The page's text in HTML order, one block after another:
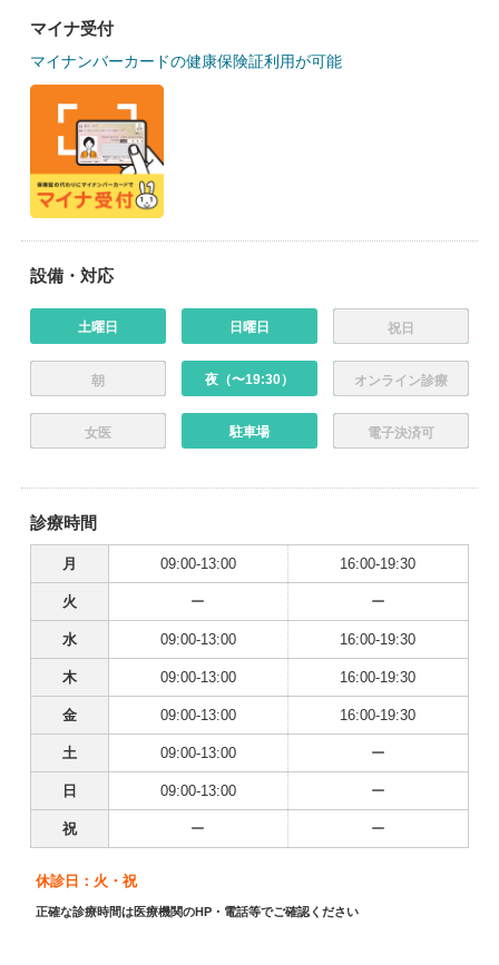
マイナ受付
マイナンバーカードの健康保険証利用が可能
設備・対応
土曜日 日曜日 祝日
朝 夜（〜19:30） オンライン診療
女医 駐車場 電子決済可
診療時間
月 09:00-13:00 16:00-19:30
火 ー ー
水 09:00-13:00 16:00-19:30
木 09:00-13:00 16:00-19:30
金 09:00-13:00 16:00-19:30
土 09:00-13:00 ー
日 09:00-13:00 ー
祝 ー ー
休診日：火・祝
正確な診療時間は医療機関のHP・電話等でご確認ください